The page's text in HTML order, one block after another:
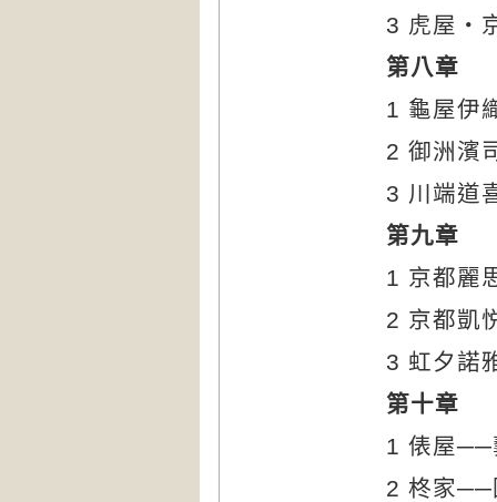
3 虎屋‧
第八章
1 龜屋伊
2 御洲濱
3 川端道
第九章
1 京都麗
2 京都凱
3 虹夕諾
第十章
1 俵屋──
2 柊家──